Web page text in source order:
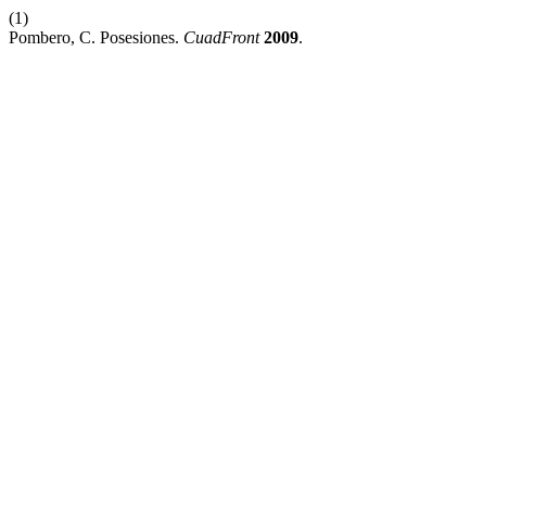
(1)
Pombero, C. Posesiones. CuadFront 2009.